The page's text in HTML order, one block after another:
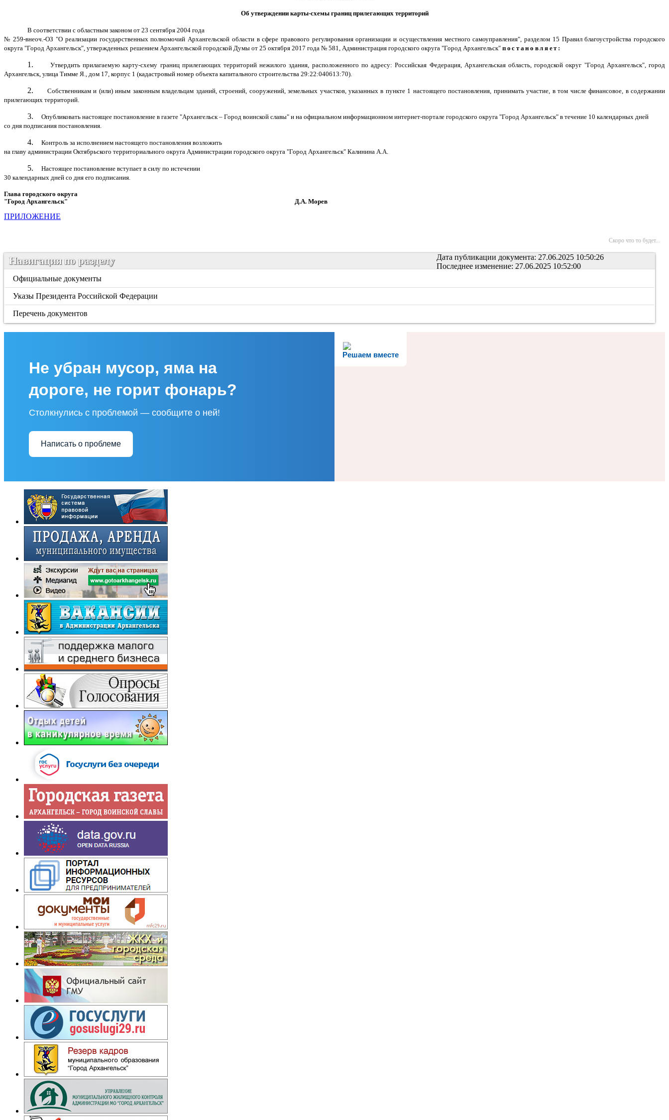
Об утверждении карты-схемы границ прилегающих территорий
В соответствии с областным законом от 23 сентября 2004 года
№ 259-внеоч.-ОЗ "О реализации государственных полномочий Архангельской области в сфере правового регулирования организации и осуществления местного самоуправления", разделом 15 Правил благоустройства городского
округа "Город Архангельск", утвержденных решением Архангельской городской Думы от 25 октября 2017 года № 581, Администрация городского округа "Город Архангельск" постановляет:
1.
Утвердить прилагаемую карту-схему границ прилегающих территорий нежилого здания, расположенного по адресу: Российская Федерация, Архангельская область, городской округ "Город Архангельск", город
Архангельск, улица Тимме Я., дом 17, корпус 1 (кадастровый номер объекта капитального строительства 29:22:040613:70).
2.
Собственникам и (или) иным законным владельцам зданий, строений, сооружений, земельных участков, указанных в пункте 1 настоящего постановления, принимать участие, в том числе финансовое, в содержании
прилегающих территорий.
3.
Опубликовать настоящее постановление в газете "Архангельск – Город воинской славы" и на официальном информационном интернет-портале городского округа "Город Архангельск" в течение 10 календарных дней
со дня подписания постановления.
4.
Контроль за исполнением настоящего постановления возложить
на главу администрации Октябрьского территориального округа Администрации городского округа "Город Архангельск" Калинина А.А.
5.
Настоящее постановление вступает в силу по истечении
30 календарных дней со дня его подписания.
Глава городского округа
"Город Архангельск" Д.А. Морев
ПРИЛОЖЕНИЕ
Скоро что то будет...
Дата публикации документа: 27.06.2025 10:50:26
Последнее изменение: 27.06.2025 10:52:00
Навигация по разделу
Официальные документы
Указы Президента Российской Федерации
Перечень документов
Решаем вместе
Не убран мусор, яма на
дороге, не горит фонарь?
Столкнулись с проблемой — сообщите о ней!
Написать о проблеме